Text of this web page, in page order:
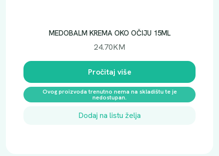
MEDOBALM KREMA OKO OČIJU 15ML
24.70KM
Pročitaj više
Ovog proizvoda trenutno nema na skladištu te je
nedostupan.
Dodaj na listu želja